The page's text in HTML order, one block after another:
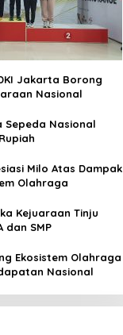
Jakarta Borong
Nasional
Nasional
Milo Atas Dampak
Olahraga
Kejuaraan Tinju
dan SMP
Ekosistem Olahraga
Nasional